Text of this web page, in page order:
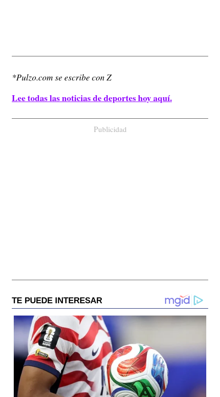
*Pulzo.com se escribe con Z
Lee todas las noticias de deportes hoy aquí.
Publicidad